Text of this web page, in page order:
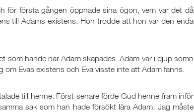
för första gången öppnade sina ögon, vem var det då
till Adams existens. Hon trodde att hon var den enda
som hände när Adam skapades. Adam var i djup sömn
Evas existens och Eva visste inte att Adam fanns.
till henne. Först senare förde Gud henne fram inför
sak som han hade försökt lära Adam. Jag måste